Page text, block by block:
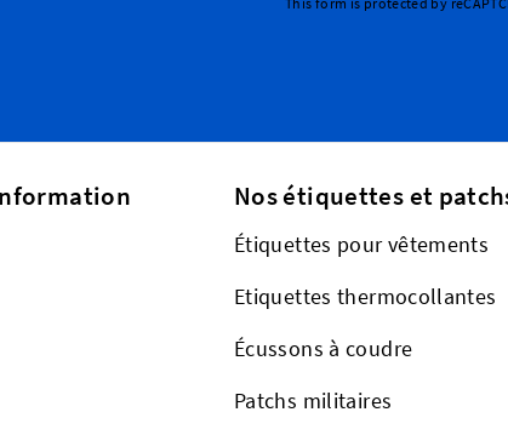
Nos étiquettes et
Étiquettes pour vêtements
Etiquettes thermocollantes
Écussons à coudre
Patchs militaires